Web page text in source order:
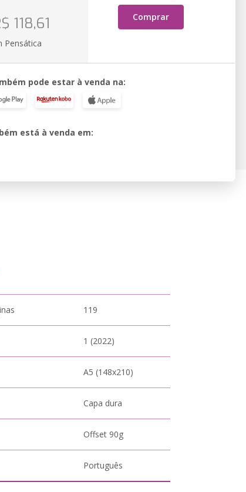
Comprar
118,61
Pensática
pode estar à venda na:
está à venda em:
119
1 (2022)
A5 (148x210)
Capa dura
Offset 90g
Português